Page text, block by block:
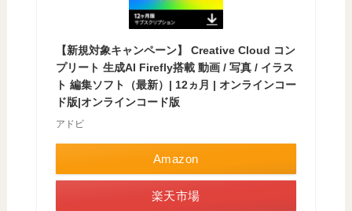
【新規対象キャンペーン】 Creative Cloud コン
プリート 生成AI Firefly搭載 動画 / 写真 / イラス
ト 編集ソフト（最新）| 12ヵ月 | オンラインコー
ド版|オンラインコード版
アドビ
Amazon
楽天市場